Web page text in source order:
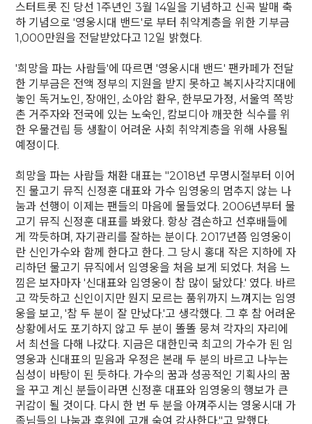
스터트롯 진 당선 1주년인 3월 14일을 기념하고 신곡 발매 축
하 기념으로 '영웅시대 밴드'로 부터 취약계층을 위한 기부금
1,000만원을 전달받았다고 12일 밝혔다.
'희망을 파는 사람들'에 따르면 '영웅시대 밴드' 팬카페가 전달
한 기부금은 전액 정부의 지원을 받지 못하고 복지사각지대에
놓인 독거노인, 장애인, 소아암 환우, 한부모가정, 서울역 쪽방
촌 거주자와 전국에 있는 노숙인, 캄보디아 깨끗한 식수를 위
한 우물건립 등 생활이 어려운 사회 취약계층을 위해 사용될
예정이다.
희망을 파는 사람들 채환 대표는 "2018년 무명시절부터 이어
진 물고기 뮤직 신정훈 대표와 가수 임영웅의 멈추지 않는 나
눔과 선행이 이제는 팬들의 마음에 물들었다. 2006년부터 물
고기 뮤직 신정훈 대표를 봐왔다. 항상 겸손하고 선후배들에
게 깍듯하며, 자기관리를 잘하는 분이다. 2017년쯤 임영웅이
란 신인가수와 함께 한다고 한다. 그 당시 홍대 작은 지하에 자
리하던 물고기 뮤직에서 임영웅을 처음 보게 되었다. 처음 느
낌은 보자마자 '신대표와 임영웅이 참 많이 닮았다.' 였다. 바르
고 깍듯하고 신인이지만 뭔지 모르는 품위까지 느껴지는 임영
웅을 보고, '참 두 분이 잘 만났다.'고 생각했다. 그 후 참 어려운
상황에서도 포기하지 않고 두 분이 똘똘 뭉쳐 각자의 자리에
서 최선을 다해 나갔다. 지금은 대한민국 최고의 가수가 된 임
영웅과 신대표의 믿음과 우정은 본래 두 분의 바르고 나누는
심성이 바탕이 된 듯하다. 가수의 꿈과 성공적인 기획사의 꿈
을 꾸고 계신 분들이라면 신정훈 대표와 임영웅의 행보가 큰
귀감이 될 것이다. 다시 한 번 두 분을 아껴주시는 영웅시대 가
족님들의 나눔과 후원에 고개 숙여 감사한다."고 말했다.